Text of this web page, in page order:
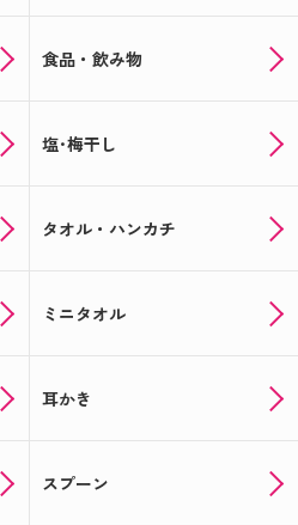
食品・飲み物
塩･梅干し
タオル・ハンカチ
ミニタオル
耳かき
スプーン